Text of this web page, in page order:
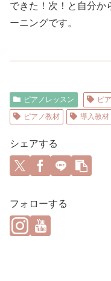
できた！次！と自分か
ーニングです。
ピアノレッスン ピ
ピアノ教材
導入教材
シェアする
フォローする